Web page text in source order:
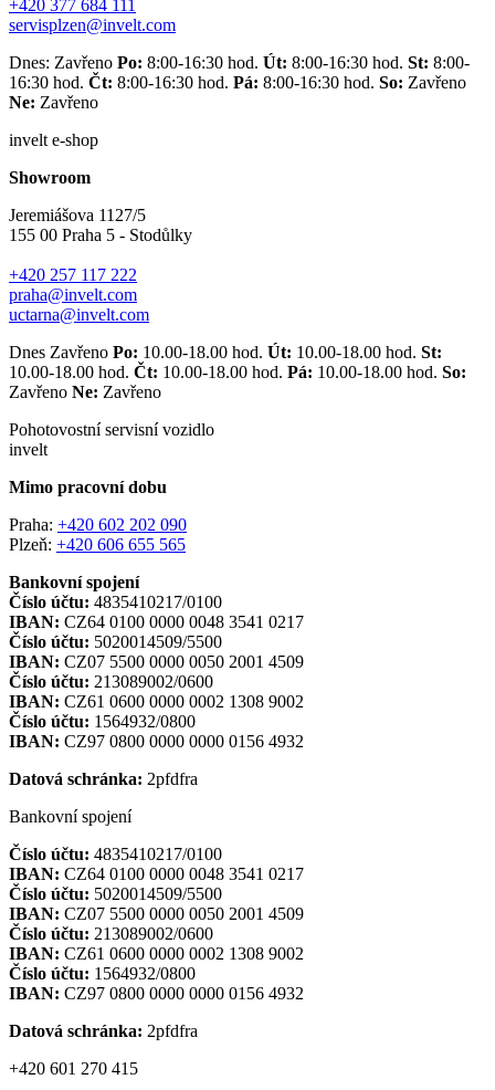
+420 377 684 111
servisplzen@invelt.com
Dnes: Zavřeno Po: 8:00-16:30 hod. Út: 8:00-16:30 hod. St: 8:00-
16:30 hod. Čt: 8:00-16:30 hod. Pá: 8:00-16:30 hod. So: Zavřeno
Ne: Zavřeno
invelt e-shop
Showroom
Jeremiášova 1127/5
155 00 Praha 5 - Stodůlky
+420 257 117 222
praha@invelt.com
uctarna@invelt.com
Dnes Zavřeno Po: 10.00-18.00 hod. Út: 10.00-18.00 hod. St:
10.00-18.00 hod. Čt: 10.00-18.00 hod. Pá: 10.00-18.00 hod. So:
Zavřeno Ne: Zavřeno
Pohotovostní servisní vozidlo
invelt
Mimo pracovní dobu
Praha: +420 602 202 090
Plzeň: +420 606 655 565
Bankovní spojení
Číslo účtu: 4835410217/0100
IBAN: CZ64 0100 0000 0048 3541 0217
Číslo účtu: 5020014509/5500
IBAN: CZ07 5500 0000 0050 2001 4509
Číslo účtu: 213089002/0600
IBAN: CZ61 0600 0000 0002 1308 9002
Číslo účtu: 1564932/0800
IBAN: CZ97 0800 0000 0000 0156 4932
Datová schránka: 2pfdfra
Bankovní spojení
Číslo účtu: 4835410217/0100
IBAN: CZ64 0100 0000 0048 3541 0217
Číslo účtu: 5020014509/5500
IBAN: CZ07 5500 0000 0050 2001 4509
Číslo účtu: 213089002/0600
IBAN: CZ61 0600 0000 0002 1308 9002
Číslo účtu: 1564932/0800
IBAN: CZ97 0800 0000 0000 0156 4932
Datová schránka: 2pfdfra
+420 601 270 415